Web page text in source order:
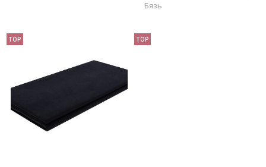
Бязь
TOP TOP